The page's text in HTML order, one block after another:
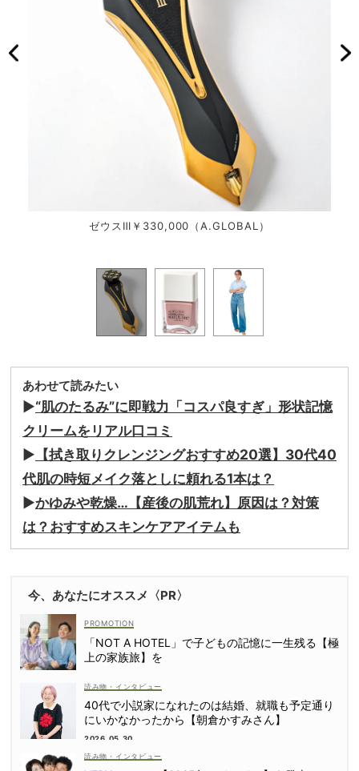
ゼウスⅢ￥330,000（A.GLOBAL）
あわせて読みたい
▶︎“肌のたるみ”に即戦力「コスパ良すぎ」形状記憶
クリームをリアル口コミ
▶︎ 【拭き取りクレンジングおすすめ20選】30代40
代肌の時短メイク落としに頼れる1本は？
▶︎かゆみや乾燥…【産後の肌荒れ】原因は？対策
は？おすすめスキンケアアイテムも
今、あなたにオススメ〈PR〉
「NOT A HOTEL」で子どもの記憶に一生残る【極
上の家族旅】を
読み物・インタビュー
40代で小説家になれたのは結婚、就職も予定通り
にいかなかったから【朝倉かすみさん】
2026.05.30
読み物・インタビュー